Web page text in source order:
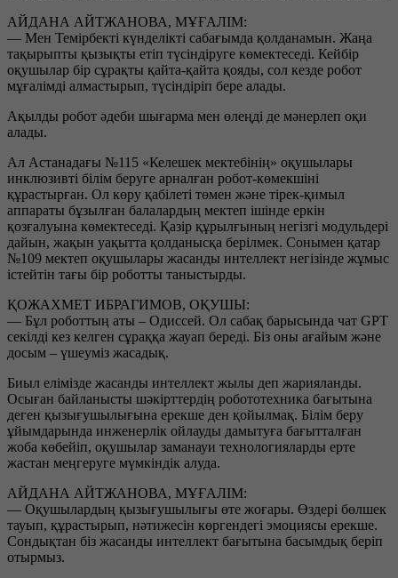
АЙДАНА АЙТЖАНОВА, МҰҒАЛІМ:
— Мен Темірбекті күнделікті сабағымда қолданамын. Жаңа
тақырыпты қызықты етіп түсіндіруге көмектеседі. Кейбір
оқушылар бір сұрақты қайта-қайта қояды, сол кезде робот
мұғалімді алмастырып, түсіндіріп бере алады.
Ақылды робот әдеби шығарма мен өлеңді де мәнерлеп оқи
алады.
Ал Астанадағы №115 «Келешек мектебінің» оқушылары
инклюзивті білім беруге арналған робот-көмекшіні
құрастырған. Ол көру қабілеті төмен және тірек-қимыл
аппараты бұзылған балалардың мектеп ішінде еркін
қозғалуына көмектеседі. Қазір құрылғының негізгі модульдері
дайын, жақын уақытта қолданысқа берілмек. Сонымен қатар
№109 мектеп оқушылары жасанды интеллект негізінде жұмыс
істейтін тағы бір роботты таныстырды.
ҚОЖАХМЕТ ИБРАГИМОВ, ОҚУШЫ:
— Бұл роботтың аты – Одиссей. Ол сабақ барысында чат GPT
секілді кез келген сұраққа жауап береді. Біз оны ағайым және
досым – үшеуміз жасадық.
Биыл елімізде жасанды интеллект жылы деп жарияланды.
Осыған байланысты шәкірттердің робототехника бағытына
деген қызығушылығына ерекше ден қойылмақ. Білім беру
ұйымдарында инженерлік ойлауды дамытуға бағытталған
жоба көбейіп, оқушылар заманауи технологияларды ерте
жастан меңгеруге мүмкіндік алуда.
АЙДАНА АЙТЖАНОВА, МҰҒАЛІМ:
— Оқушылардың қызығушылығы өте жоғары. Өздері бөлшек
тауып, құрастырып, нәтижесін көргендегі эмоциясы ерекше.
Сондықтан біз жасанды интеллект бағытына басымдық беріп
отырмыз.